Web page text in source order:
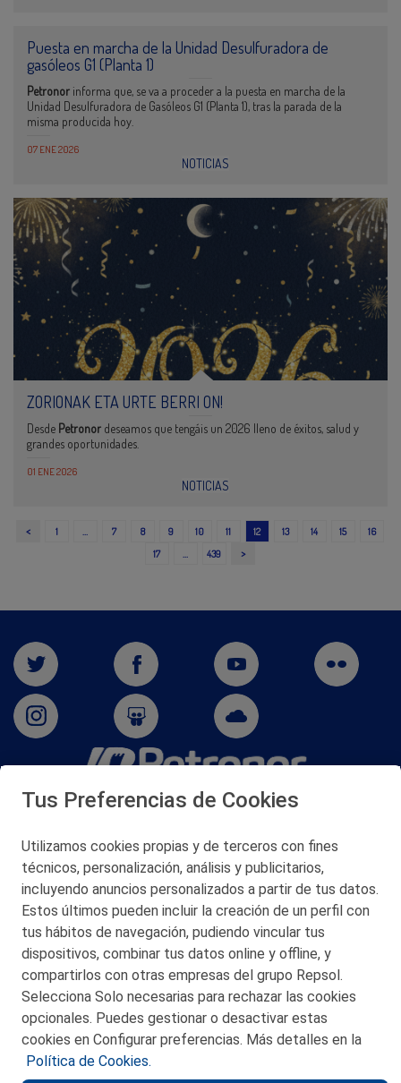
Puesta en marcha de la Unidad Desulfuradora de
gasóleos G1 (Planta 1)
Petronor informa que, se va a proceder a la puesta en marcha de la
Unidad Desulfuradora de Gasóleos G1 (Planta 1), tras la parada de la
misma producida hoy.
07 ENE 2026
NOTICIAS
ZORIONAK ETA URTE BERRI ON!
Desde Petronor deseamos que tengáis un 2026 lleno de éxitos, salud y
grandes oportunidades.
01 ENE 2026
NOTICIAS
< 1 … 7 8 9 10 11 12 13 14 15
16
17
… 439 >
San Martín 5-Edificio Muñatones,
© 2026 Petronor S.A.
CONTACTO
MAPA WEB
POLITICA DE PRIVACIDAD
Tus Preferencias de Cookies
Utilizamos cookies propias y de terceros con fines
técnicos, personalización, análisis y publicitarios,
incluyendo anuncios personalizados a partir de tus datos.
Estos últimos pueden incluir la creación de un perfil con
tus hábitos de navegación, pudiendo vincular tus
dispositivos, combinar tus datos online y offline, y
compartirlos con otras empresas del grupo Repsol.
Selecciona Solo necesarias para rechazar las cookies
opcionales. Puedes gestionar o desactivar estas
cookies en Configurar preferencias. Más detalles en la
Política de Cookies.